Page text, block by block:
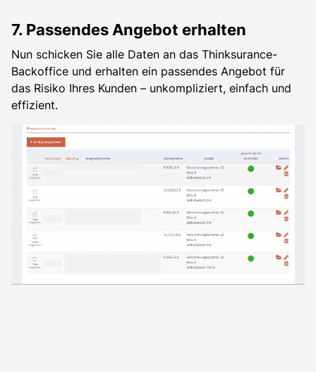
7. Passendes Angebot erhalten
Nun schicken Sie alle Daten an das Thinksurance-
Backoffice und erhalten ein passendes Angebot für
das Risiko Ihres Kunden – unkompliziert, einfach und
effizient.